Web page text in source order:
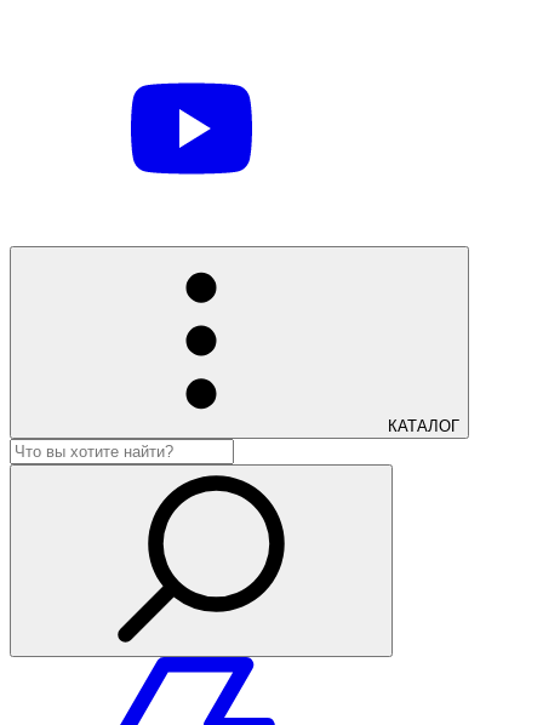
КАТАЛОГ